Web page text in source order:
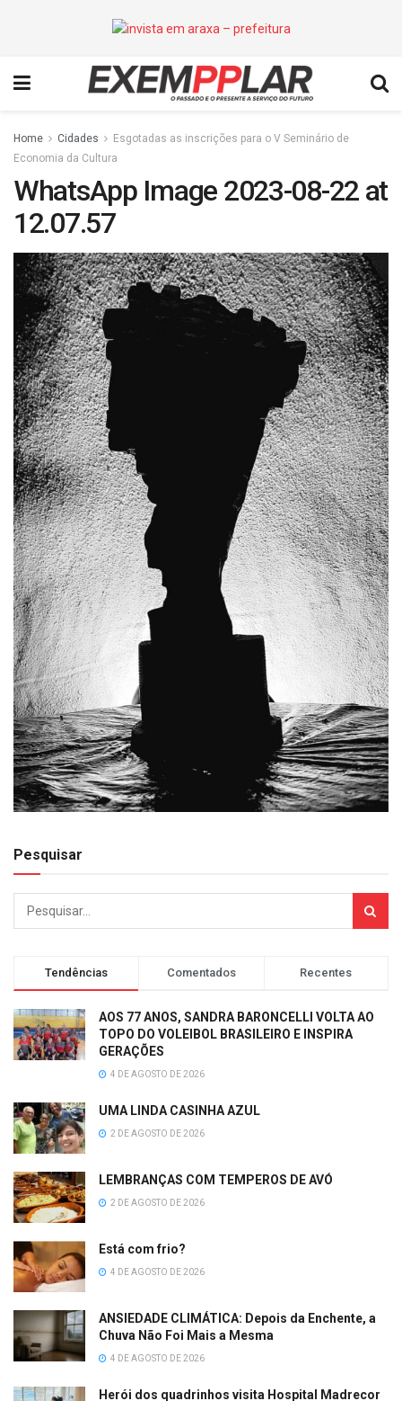
Home Cidades
Esgotadas as inscrições para o V Seminário de
Economia da Cultura
WhatsApp Image 2023-08-22 at
12.07.57
Pesquisar
Tendências Comentados Recentes
AOS 77 ANOS, SANDRA BARONCELLI VOLTA AO
TOPO DO VOLEIBOL BRASILEIRO E INSPIRA
GERAÇÕES
4 DE AGOSTO DE 2026
UMA LINDA CASINHA AZUL
2 DE AGOSTO DE 2026
LEMBRANÇAS COM TEMPEROS DE AVÓ
2 DE AGOSTO DE 2026
Está com frio?
4 DE AGOSTO DE 2026
ANSIEDADE CLIMÁTICA: Depois da Enchente, a
Chuva Não Foi Mais a Mesma
4 DE AGOSTO DE 2026
Herói dos quadrinhos visita Hospital Madrecor